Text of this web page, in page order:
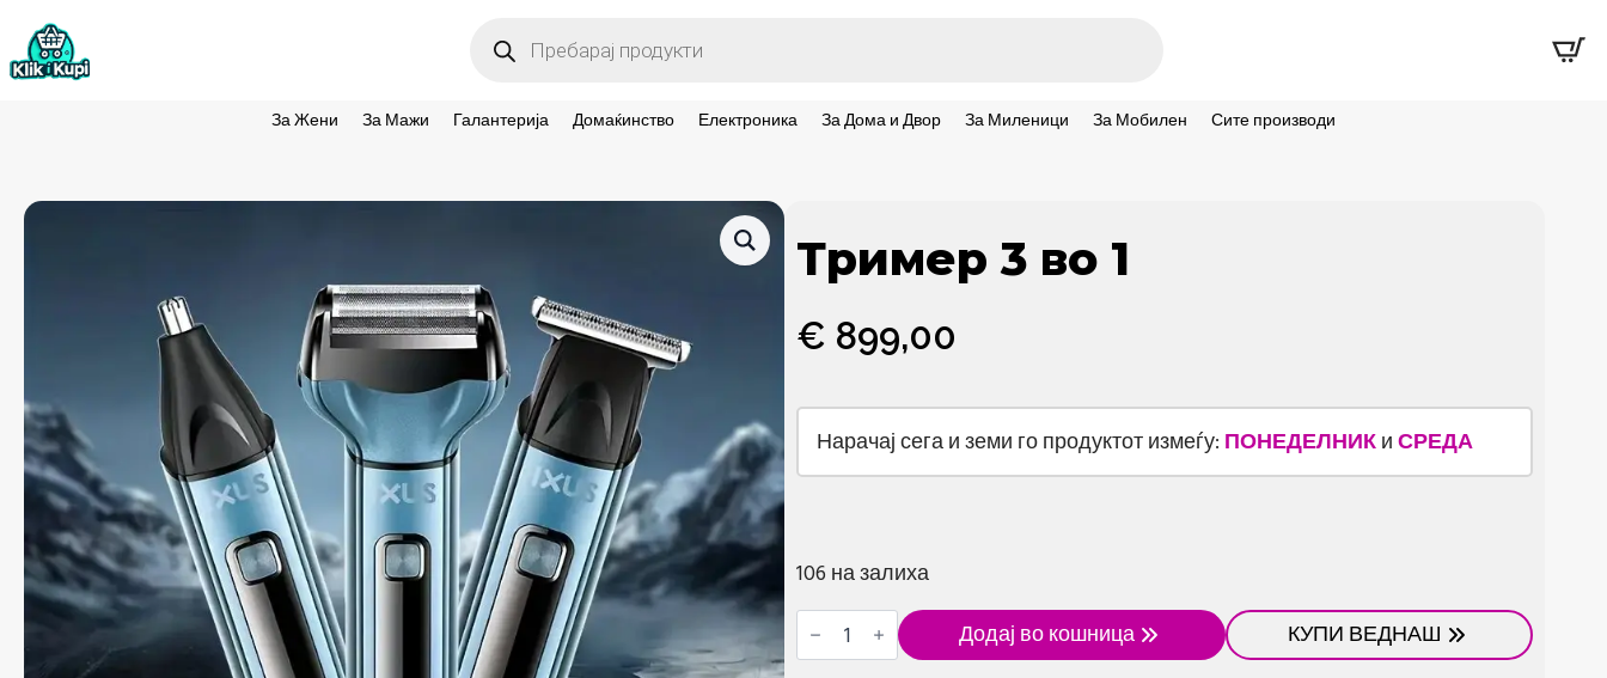
search
За Жени За Мажи Галантерија Домаќинство Електроника За Дома и Двор За Миленици За Мобилен Сите производи
Тример 3 во 1
€ 899,00
Нарачај сега и земи го продуктот измеѓу: ПОНЕДЕЛНИК и СРЕДА
106 на залиха
Тример
во
Додај во кошница
КУПИ ВЕДНАШ